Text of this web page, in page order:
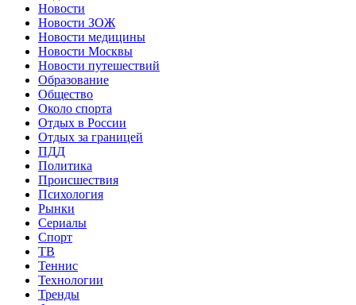
Новости
Новости ЗОЖ
Новости медицины
Новости Москвы
Новости путешествий
Образование
Общество
Около спорта
Отдых в России
Отдых за границей
ПДД
Политика
Происшествия
Психология
Рынки
Сериалы
Спорт
ТВ
Теннис
Технологии
Тренды